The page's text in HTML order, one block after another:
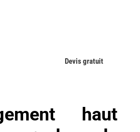
Devis gratuit
haut